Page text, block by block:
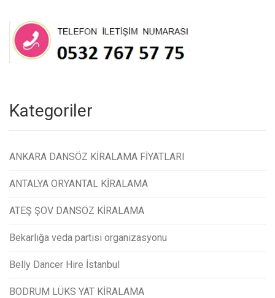
Kategoriler
ANKARA DANSÖZ KİRALAMA FİYATLARI
ANTALYA ORYANTAL KİRALAMA
ATEŞ ŞOV DANSÖZ KİRALAMA
Bekarlığa veda partisi organizasyonu
Belly Dancer Hire İstanbul
BODRUM LÜKS YAT KİRALAMA